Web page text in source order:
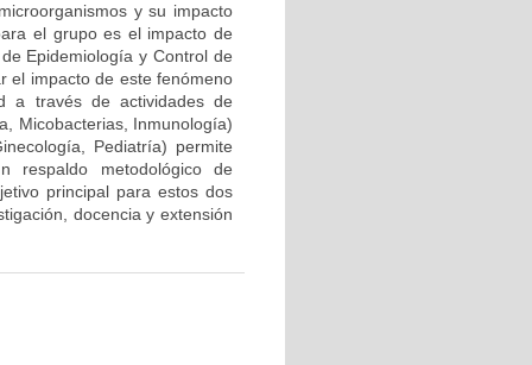
y su impacto
el grupo es el impacto de
Epidemiología y Control de
el impacto de este fenómeno
a través de actividades de
Micobacterias, Inmunología)
Pediatría) permite
respaldo metodológico de
principal para estos dos
docencia y extensión